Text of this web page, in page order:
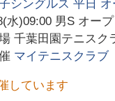
シングルス 平日
水)09:00 男S オー
千葉田園テニスク
マイテニスクラブ
しています